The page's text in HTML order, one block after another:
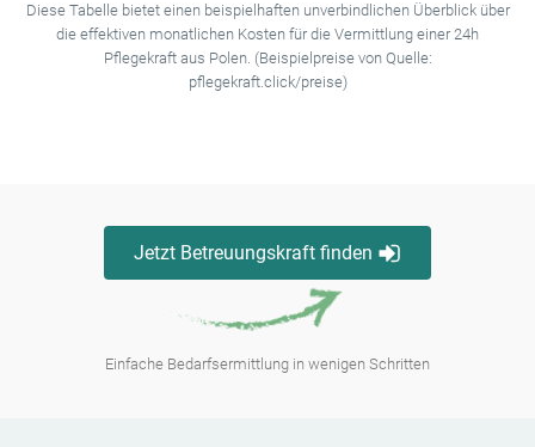
Diese Tabelle bietet einen beispielhaften unverbindlichen Überblick über
die effektiven monatlichen Kosten für die Vermittlung einer 24h
Pflegekraft aus Polen. (Beispielpreise von Quelle:
pflegekraft.click/preise)
Jetzt Betreuungskraft finden
Einfache Bedarfsermittlung in wenigen Schritten